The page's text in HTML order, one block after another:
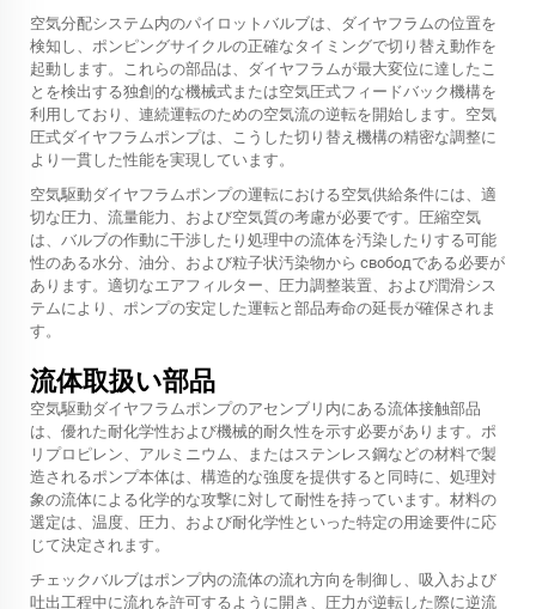
空気分配システム内のパイロットバルブは、ダイヤフラムの位置を
検知し、ポンピングサイクルの正確なタイミングで切り替え動作を
起動します。これらの部品は、ダイヤフラムが最大変位に達したこ
とを検出する独創的な機械式または空気圧式フィードバック機構を
利用しており、連続運転のための空気流の逆転を開始します。空気
圧式ダイヤフラムポンプは、こうした切り替え機構の精密な調整に
より一貫した性能を実現しています。
空気駆動ダイヤフラムポンプの運転における空気供給条件には、適
切な圧力、流量能力、および空気質の考慮が必要です。圧縮空気
は、バルブの作動に干渉したり処理中の流体を汚染したりする可能
性のある水分、油分、および粒子状汚染物から свободである必要が
あります。適切なエアフィルター、圧力調整装置、および潤滑シス
テムにより、ポンプの安定した運転と部品寿命の延長が確保されま
す。
流体取扱い部品
空気駆動ダイヤフラムポンプのアセンブリ内にある流体接触部品
は、優れた耐化学性および機械的耐久性を示す必要があります。ポ
リプロピレン、アルミニウム、またはステンレス鋼などの材料で製
造されるポンプ本体は、構造的な強度を提供すると同時に、処理対
象の流体による化学的な攻撃に対して耐性を持っています。材料の
選定は、温度、圧力、および耐化学性といった特定の用途要件に応
じて決定されます。
チェックバルブはポンプ内の流体の流れ方向を制御し、吸入および
吐出工程中に流れを許可するように開き、圧力が逆転した際に逆流